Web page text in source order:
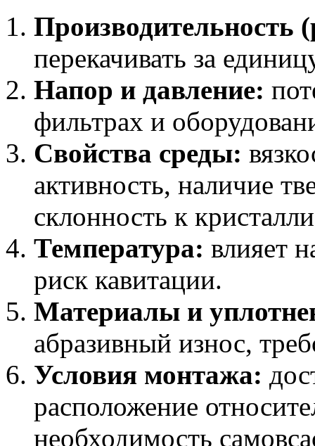
Производительность
перекачивать за
Напор и давление:
фильтрах и
Свойства среды:
активность, наличие
склонность к
Температура: влияет
риск кавитации.
Материалы и
абразивный износ,
Условия монтажа:
расположение
необходимость